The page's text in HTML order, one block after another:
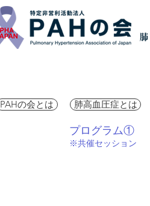
PAHの会とは 肺高血圧症とは
プログラム①
​※共催セッション